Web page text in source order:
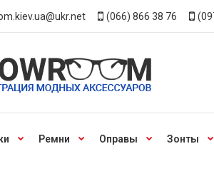
(066) 866 38 76
Ремни Оправы Зонты